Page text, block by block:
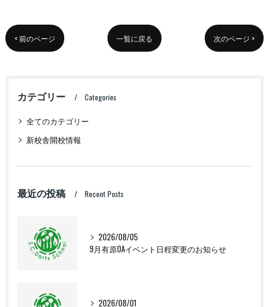
< 前のページ 一覧に戻る 次のページ >
カテゴリー Categories
全てのカテゴリー
新校舎開校情報
最近の投稿 Recent Posts
2026/08/05
9月有原OAイベント日程変更のお知らせ
2026/08/01